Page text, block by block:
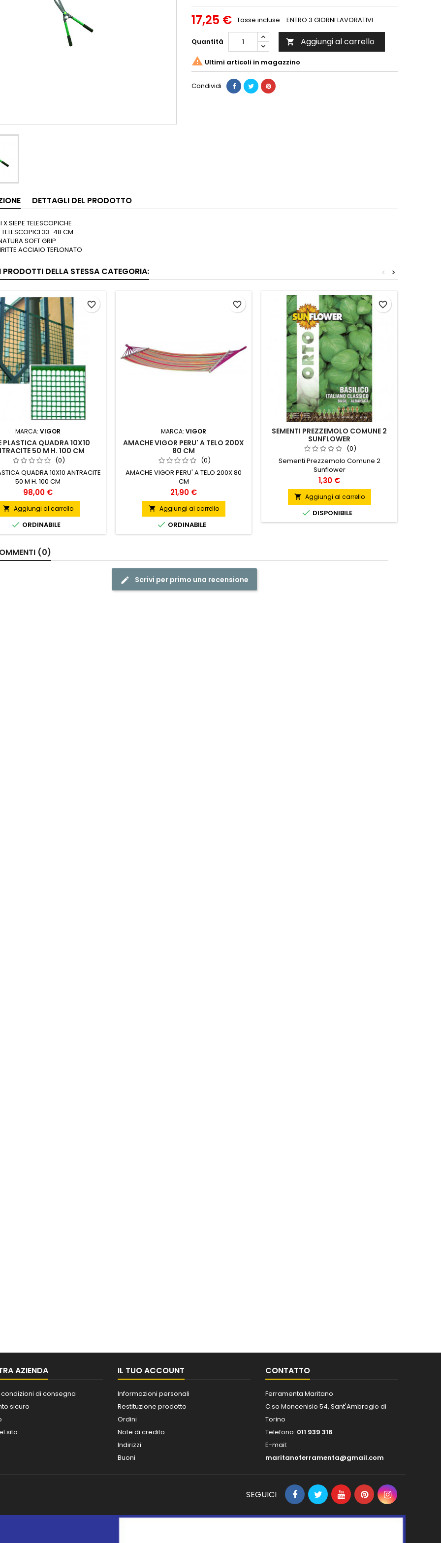
17,25 € Tasse incluse ENTRO 3 GIORNI LAVORATIVI
Quantità  Aggiungi al carrello
 Ultimi articoli in magazzino
Condividi
DETTAGLI DEL PRODOTTO
X SIEPE TELESCOPICHE
33-48 CM
SOFT GRIP
ACCIAIO TEFLONATO
PRODOTTI DELLA STESSA CATEGORIA: >
<
MARCA: VIGOR
PLASTICA QUADRA 10X10
50 M H. 100 CM
(0)
QUADRA 10X10 ANTRACITE
50 M H. 100 CM
Prezzo
98,00 €
 Aggiungi al carrello
 ORDINABILE
favorite_border
MARCA: VIGOR
AMACHE VIGOR PERU' A TELO 200X
80 CM
(0)
AMACHE VIGOR PERU' A TELO 200X 80
CM
Prezzo
21,90 €
 Aggiungi al carrello
 ORDINABILE
favorite_border
SEMENTI PREZZEMOLO COMUNE 2
SUNFLOWER
(0)
Sementi Prezzemolo Comune 2
Sunflower
Prezzo
1,30 €
 Aggiungi al carrello
 DISPONIBILE
favorite_border
(0)
Scrivi per primo una recensione
AZIENDA
di consegna
sicuro
sito
IL TUO ACCOUNT
Informazioni personali
Restituzione prodotto
Ordini
Note di credito
Indirizzi
Buoni
CONTATTO
Ferramenta Maritano
C.so Moncenisio 54, Sant'Ambrogio di
Torino
Telefono: 011 939 316
E-mail:
maritanoferramenta@gmail.com
SEGUICI